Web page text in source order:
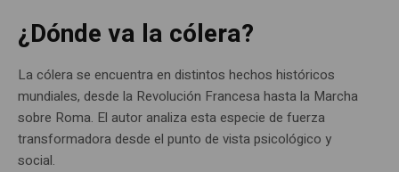
¿Dónde va la cólera?
La cólera se encuentra en distintos hechos históricos
mundiales, desde la Revolución Francesa hasta la Marcha
sobre Roma. El autor analiza esta especie de fuerza
transformadora desde el punto de vista psicológico y
social.